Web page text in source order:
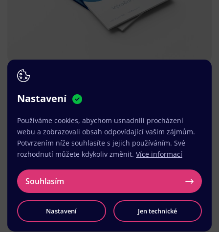
Nastavení
Používáme cookies, abychom usnadnili procházení
webu a zobrazovali obsah odpovídající vašim zájmům.
Potvrzením níže souhlasíte s jejich používáním. Své
rozhodnutí můžete kdykoliv změnit. Více informací
Souhlasím
Nastavení Jen technické